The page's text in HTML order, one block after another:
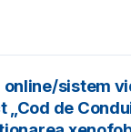
online/sistem
„Cod de